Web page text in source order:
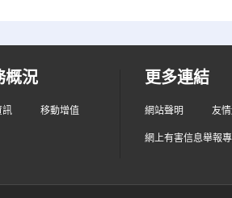
概況
訊 移動增值
更多連結
網站聲明 友
網上有害信息舉報